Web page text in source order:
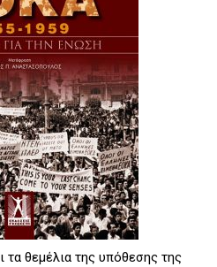
τα θεμέλια της υπόθεσης της